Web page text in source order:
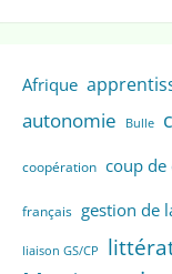
Afrique
autonomie
Bulle
coopération coup de
français gestion de
liaison GS/CP